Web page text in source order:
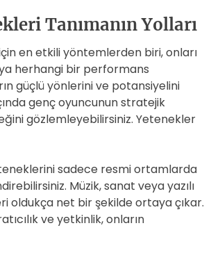
Tanımanın Yolları
en etkili yöntemlerden biri, onları
herhangi bir performans
güçlü yönlerini ve potansiyelini
genç oyuncunun stratejik
gözlemleyebilirsiniz. Yetenekler
sadece resmi ortamlarda
Müzik, sanat veya yazılı
oldukça net bir şekilde ortaya çıkar.
ve yetkinlik, onların